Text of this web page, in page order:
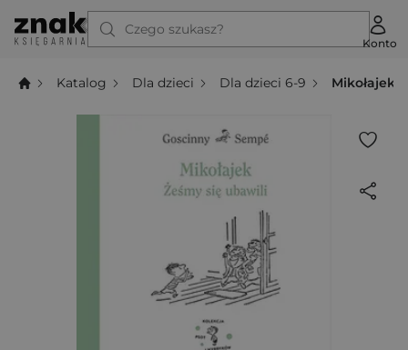
Czego szukasz?
Konto
Katalog Dla dzieci Dla dzieci 6-9 Mikołajek.